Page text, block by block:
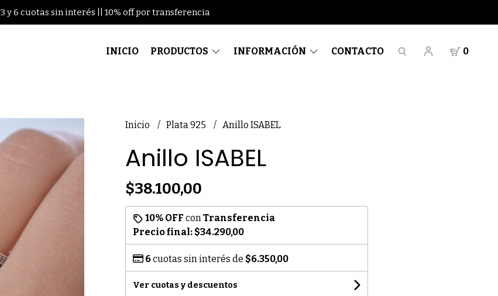
3 y 6 cuotas sin interés || 10% off por transferencia
INICIO PRODUCTOS INFORMACIÓN CONTACTO 0
Inicio Plata 925 Anillo ISABEL
Anillo ISABEL
$38.100,00
10% OFF conTransferencia
Precio final: $34.290,00
6cuotas sin interés de $6.350,00
Ver cuotas y descuentos